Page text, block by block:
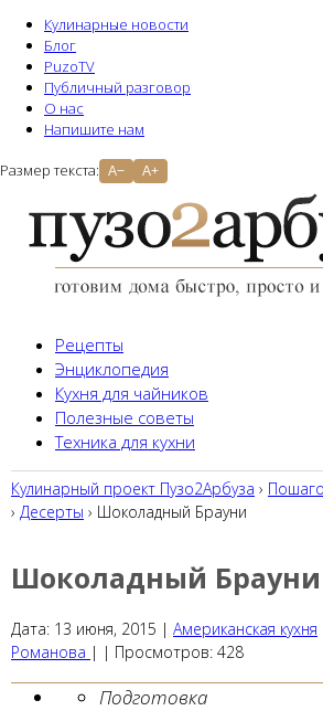
Кулинарные новости
Блог
PuzoTV
Публичный разговор
О нас
Напишите нам
Размер текста: A− A+
Рецепты
Энциклопедия
Кухня для чайников
Полезные советы
Техника для кухни
Кулинарный проект Пузо2Aрбуза ›
› Десерты › Шоколадный Брауни
Шоколадный Брауни
Дата: 13 июня, 2015 | Американская кухня
Романова | | Просмотров: 428
Подготовка